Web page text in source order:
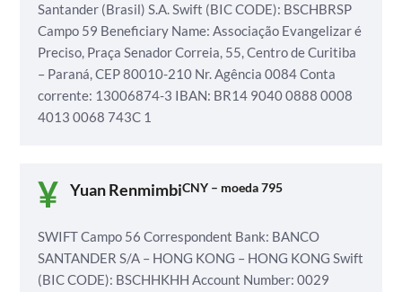
Santander (Brasil) S.A.Swift (BIC CODE): BSCHBRSP
Campo 59 Beneficiary Name: Associação Evangelizar é
Preciso, Praça Senador Correia, 55, Centro de Curitiba
– Paraná, CEP 80010-210 Nr. Agência 0084Conta
corrente: 13006874-3 IBAN: BR14 9040 0888 0008
4013 0068 743C 1
Yuan RenmimbiCNY – moeda 795
SWIFTCampo 56 Correspondent Bank: BANCO
SANTANDER S/A – HONG KONG – HONG KONG Swift
(BIC CODE): BSCHHKHH Account Number: 0029